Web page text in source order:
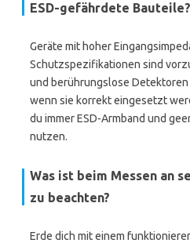
ESD-gefährdete Bauteile?
Geräte mit hoher
Schutzspezifikationen sind
und berührungslose Detektoren
wenn sie korrekt eingesetzt
du immer ESD-Armband und
nutzen.
Was ist beim Messen an
zu beachten?
Erde dich mit einem